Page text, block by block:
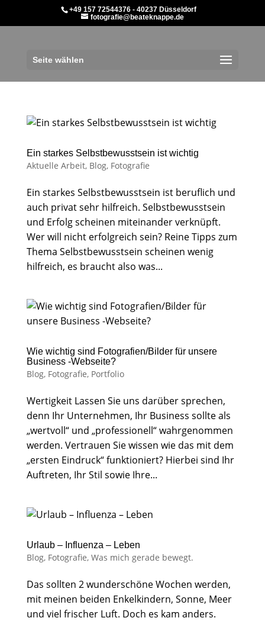
+49 157 72544376 - 40237 Düsseldorf
fotografie@beateknappe.de
Seite wählen
Ein starkes Selbstbewusstsein ist wichtig
Aktuelle Arbeit, Blog, Fotografie
Ein starkes Selbstbewusstsein ist beruflich und
auch privat sehr hilfreich. Selbstbewusstsein
und Erfolg scheinen miteinander verknüpft.
Wer will nicht erfolgreich sein? Reine Tipps zum
Thema Selbstbewusstsein scheinen wenig
hilfreich, es braucht also was...
Wie wichtig sind Fotografien/Bilder für unsere
Business -Webseite?
Blog, Fotografie, Portfolio
Wertigkeit Lassen Sie uns darüber sprechen,
denn Ihr Unternehmen, Ihr Business sollte als
„wertvoll“ und „professionell“ wahrgenommen
werden. Vertrauen Sie wissen wie das mit dem
„ersten Eindruck“ funktioniert? Hierbei sind Ihr
Auftreten, Ihr Stil sowie Ihre...
Urlaub – Influenza – Leben
Blog, Fotografie, Was mich gerade bewegt.
Das sollten 2 wunderschöne Wochen werden,
mit meinen beiden Enkelkindern, Sonne, Meer
und viel frischer Luft. Doch es kam anders.